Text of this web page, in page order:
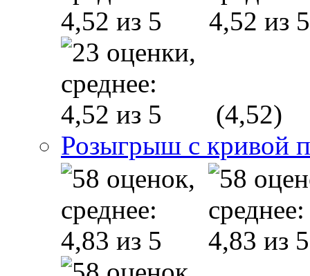
(4,52)
Розыгрыш с кривой